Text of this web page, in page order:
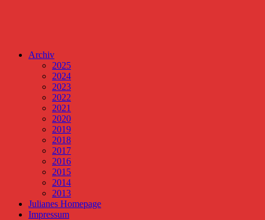
Archiv
2025
2024
2023
2022
2021
2020
2019
2018
2017
2016
2015
2014
2013
Julianes Homepage
Impressum